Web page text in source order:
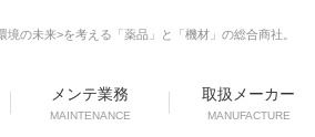
境の未来>を考える「薬品」と「機材」の総合商社。
メンテ業務
MAINTENANCE
取扱メーカー
MANUFACTURE